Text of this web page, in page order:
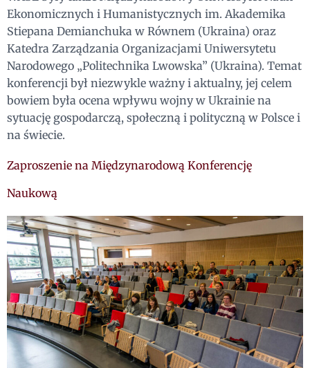
Ekonomicznych i Humanistycznych im. Akademika
Stiepana Demianchuka w Równem (Ukraina) oraz
Katedra Zarządzania Organizacjami Uniwersytetu
Narodowego „Politechnika Lwowska” (Ukraina). Temat
konferencji był niezwykle ważny i aktualny, jej celem
bowiem była ocena wpływu wojny w Ukrainie na
sytuację gospodarczą, społeczną i polityczną w Polsce i
na świecie.
Zaproszenie na Międzynarodową Konferencję
Naukową